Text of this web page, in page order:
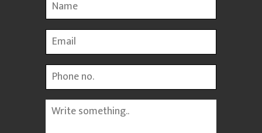
Email
Phone
Message